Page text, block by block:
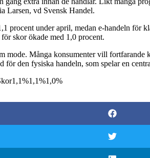
Larsen, vd Svensk Handel.
procent under april, medan e-handeln för
skor ökade med 1,0 procent.
mode. Många konsumenter vill
den fysiska handeln, som spelar en